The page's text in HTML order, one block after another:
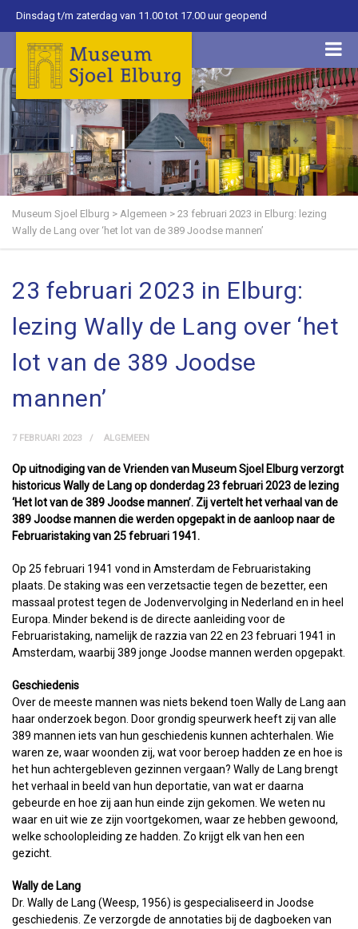
Dinsdag t/m zaterdag van 11.00 tot 17.00 uur geopend
Museum Sjoel Elburg > Algemeen > 23 februari 2023 in Elburg: lezing
Wally de Lang over ‘het lot van de 389 Joodse mannen’
23 februari 2023 in Elburg:
lezing Wally de Lang over ‘het
lot van de 389 Joodse
mannen’
7 FEBRUARI 2023 ALGEMEEN
Op uitnodiging van de Vrienden van Museum Sjoel Elburg verzorgt
historicus Wally de Lang op donderdag 23 februari 2023 de lezing
‘Het lot van de 389 Joodse mannen’. Zij vertelt het verhaal van de
389 Joodse mannen die werden opgepakt in de aanloop naar de
Februaristaking van 25 februari 1941.
Op 25 februari 1941 vond in Amsterdam de Februaristaking
plaats. De staking was een verzetsactie tegen de bezetter, een
massaal protest tegen de Jodenvervolging in Nederland en in heel
Europa. Minder bekend is de directe aanleiding voor de
Februaristaking, namelijk de razzia van 22 en 23 februari 1941 in
Amsterdam, waarbij 389 jonge Joodse mannen werden opgepakt.
Geschiedenis
Over de meeste mannen was niets bekend toen Wally de Lang aan
haar onderzoek begon. Door grondig speurwerk heeft zij van alle
389 mannen iets van hun geschiedenis kunnen achterhalen. Wie
waren ze, waar woonden zij, wat voor beroep hadden ze en hoe is
het hun achtergebleven gezinnen vergaan? Wally de Lang brengt
het verhaal in beeld van hun deportatie, van wat er daarna
gebeurde en hoe zij aan hun einde zijn gekomen. We weten nu
waar en uit wie ze zijn voortgekomen, waar ze hebben gewoond,
welke schoolopleiding ze hadden. Zo krijgt elk van hen een
gezicht.
Wally de Lang
Dr. Wally de Lang (Weesp, 1956) is gespecialiseerd in Joodse
geschiedenis. Ze verzorgde de annotaties bij de dagboeken van